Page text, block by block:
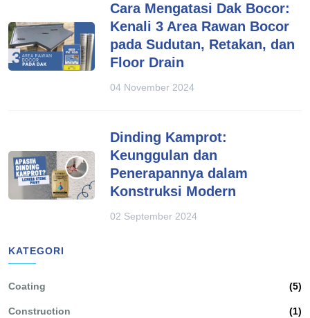
Cara Mengatasi Dak Bocor:
Kenali 3 Area Rawan Bocor
pada Sudutan, Retakan, dan
Floor Drain
04 November 2024
Dinding Kamprot:
Keunggulan dan
Penerapannya dalam
Konstruksi Modern
02 September 2024
KATEGORI
Coating (5)
Construction (1)